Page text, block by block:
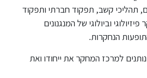
תהליכי קשב, תפקוד חברתי ותפקוד
וביולוגי של המנגנונים
הנחקרות.
נותנים למרכז המחקר את ייחודו ואת